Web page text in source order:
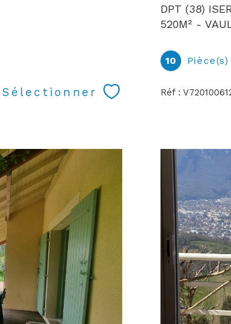
Sélectionner
DPT (38)
520M² -
10 Pièce(s)
Réf :